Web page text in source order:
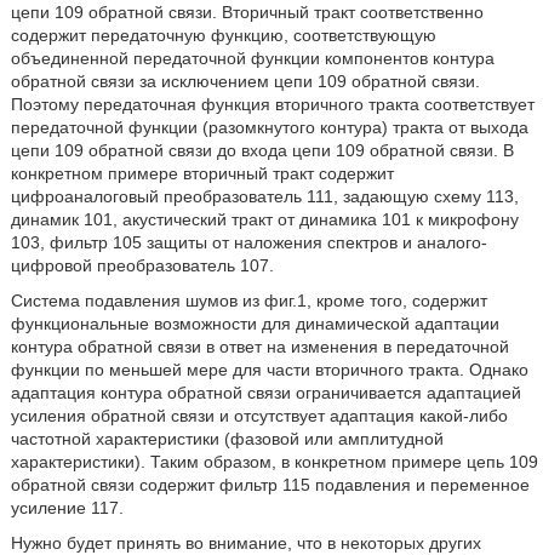
цепи 109 обратной связи. Вторичный тракт соответственно
содержит передаточную функцию, соответствующую
объединенной передаточной функции компонентов контура
обратной связи за исключением цепи 109 обратной связи.
Поэтому передаточная функция вторичного тракта соответствует
передаточной функции (разомкнутого контура) тракта от выхода
цепи 109 обратной связи до входа цепи 109 обратной связи. В
конкретном примере вторичный тракт содержит
цифроаналоговый преобразователь 111, задающую схему 113,
динамик 101, акустический тракт от динамика 101 к микрофону
103, фильтр 105 защиты от наложения спектров и аналого-
цифровой преобразователь 107.
Система подавления шумов из фиг.1, кроме того, содержит
функциональные возможности для динамической адаптации
контура обратной связи в ответ на изменения в передаточной
функции по меньшей мере для части вторичного тракта. Однако
адаптация контура обратной связи ограничивается адаптацией
усиления обратной связи и отсутствует адаптация какой-либо
частотной характеристики (фазовой или амплитудной
характеристики). Таким образом, в конкретном примере цепь 109
обратной связи содержит фильтр 115 подавления и переменное
усиление 117.
Нужно будет принять во внимание, что в некоторых других